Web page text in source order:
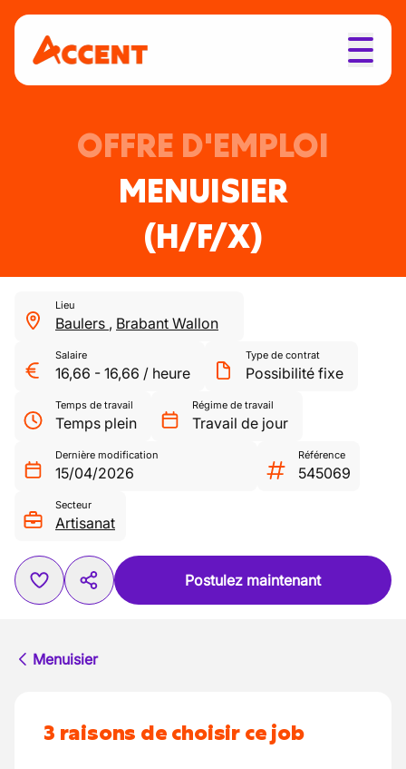
OFFRE D'EMPLOI
MENUISIER
(H/F/X)
Lieu
Baulers , Brabant Wallon
Salaire
16,66 - 16,66 / heure
Type de contrat
Possibilité fixe
Temps de travail
Temps plein
Régime de travail
Travail de jour
Dernière modification
15/04/2026
Référence
545069
Secteur
Artisanat
Postulez maintenant
Menuisier
3 raisons de choisir ce job